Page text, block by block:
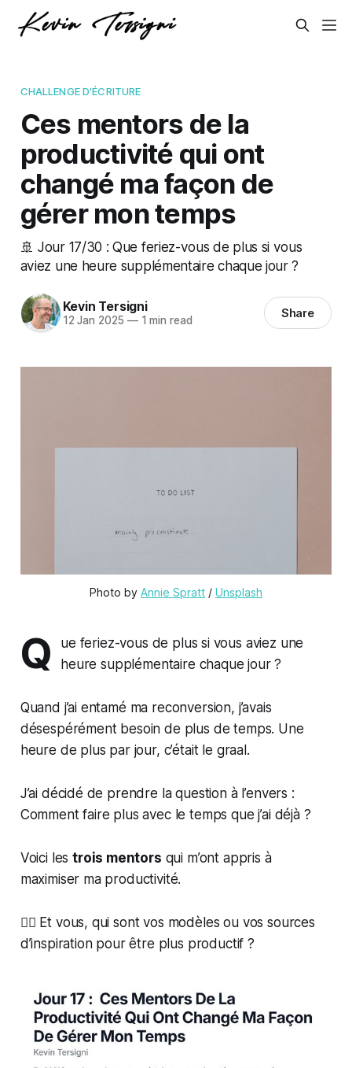
CHALLENGE D'ÉCRITURE
Ces mentors de la
productivité qui ont
changé ma façon de
gérer mon temps
🚢 Jour 17/30 : Que feriez-vous de plus si vous
aviez une heure supplémentaire chaque jour ?
Kevin Tersigni
12 Jan 2025 —1 min read Share
Photo by Annie Spratt / Unsplash
Q
ue feriez-vous de plus si vous aviez une
heure supplémentaire chaque jour ?
Quand j’ai entamé ma reconversion, j’avais
désespérément besoin de plus de temps. Une
heure de plus par jour, c’était le graal.
J’ai décidé de prendre la question à l’envers :
Comment faire plus avec le temps que j’ai déjà ?
Voici lestrois mentors qui m’ont appris à
maximiser ma productivité.
👉🏼 Et vous, qui sont vos modèles ou vos sources
d’inspiration pour être plus productif ?